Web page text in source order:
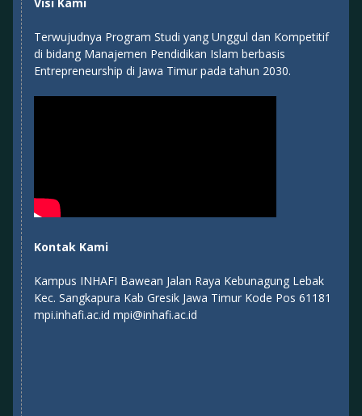
Terwujudnya Program Studi yang Unggul dan Kompetitif
di bidang Manajemen Pendidikan Islam berbasis
Entrepreneurship di Jawa Timur pada tahun 2030.
Kontak Kami
Kampus INHAFI Bawean Jalan Raya Kebunagung Lebak
Kec. Sangkapura Kab Gresik Jawa Timur Kode Pos 61181
mpi.inhafi.ac.id mpi@inhafi.ac.id